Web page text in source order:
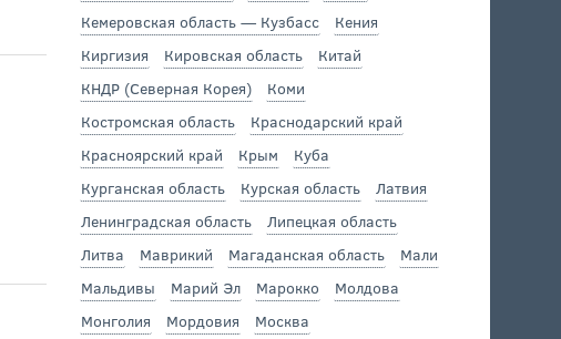
Кемеровская область — Кузбасс
Кения
Киргизия
Кировская область
Китай
КНДР (Северная Корея)
Коми
Костромская область
Краснодарский край
Красноярский край
Крым
Куба
Курганская область
Курская область
Латвия
Ленинградская область
Липецкая область
Литва
Маврикий Магаданская область
Мали
Мальдивы
Марий Эл Марокко
Молдова
Монголия
Мордовия
Москва